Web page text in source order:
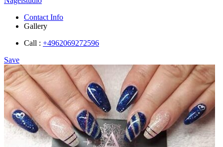
Contact Info
Gallery
Call : +4962069272596
Save